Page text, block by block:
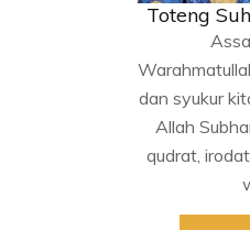
Toteng
dan syukur
Allah
qudrat,